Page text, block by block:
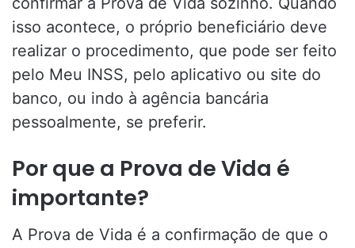
isso acontece, o próprio beneficiário deve
realizar o procedimento, que pode ser feito
pelo Meu INSS, pelo aplicativo ou site do
banco, ou indo à agência bancária
pessoalmente, se preferir.
Por que a Prova de Vida é
importante?
A Prova de Vida é a confirmação de que o